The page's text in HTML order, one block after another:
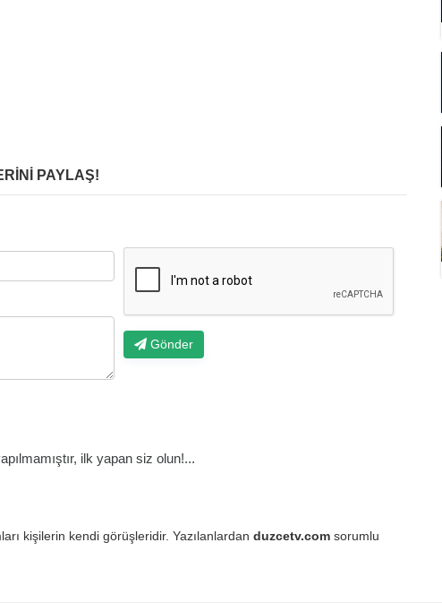
PAYLAŞ!
Gönder
ilk yapan siz olun!...
kişilerin kendi görüşleridir. Yazılanlardan duzcetv.com sorumlu